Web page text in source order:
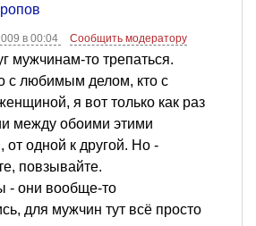
в 00:04
Сообщить модератору
мужчинам-то трепаться.
с любимым делом, кто с
я вот только как раз
между обоими этими
одной к другой. Но -
повзывайте.
- они вообще-то
для мужчин тут всё просто